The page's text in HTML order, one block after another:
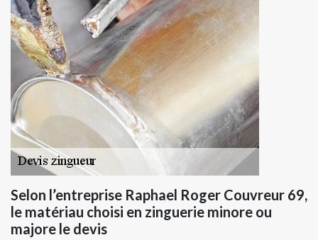
Selon l’entreprise Raphael Roger Couvreur 69,
le matériau choisi en zinguerie minore ou
majore le devis